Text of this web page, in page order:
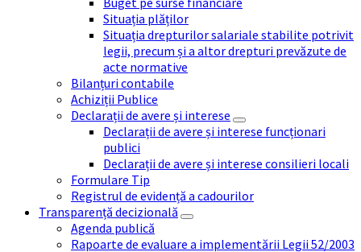
Situația plăților
Situația drepturilor salariale stabilite potrivit
legii, precum și a altor drepturi prevăzute de
acte normative
Bilanțuri contabile
Achiziții Publice
Declarații de avere și interese
Declarații de avere și interese funcționari
publici
Declarații de avere și interese consilieri locali
Formulare Tip
Registrul de evidență a cadourilor
Transparență decizională
Agenda publică
Rapoarte de evaluare a implementării Legii 52/2003